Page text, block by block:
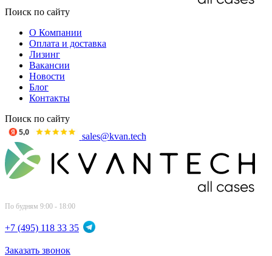
Поиск по сайту
О Компании
Оплата и доставка
Лизинг
Вакансии
Новости
Блог
Контакты
Поиск по сайту
sales@kvan.tech
По будням 9:00 - 18:00
+7 (495) 118 33 35
Заказать звонок